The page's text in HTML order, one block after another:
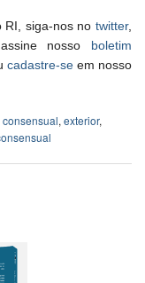
RI, siga-nos no twitter,
nosso boletim
cadastre-seem nosso
, exterior,